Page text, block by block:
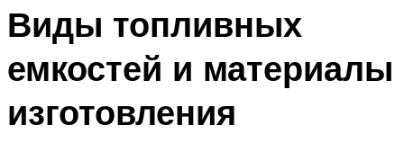
Виды топливных
емкостей и материалы
изготовления